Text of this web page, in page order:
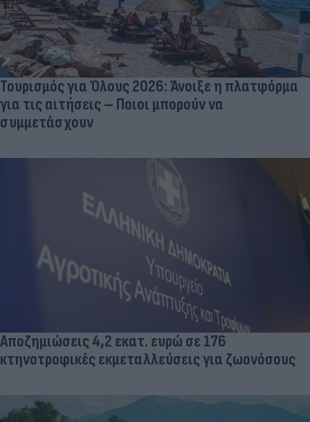
Τουρισμός για Όλους 2026: Άνοιξε η πλατφόρμα
για τις αιτήσεις – Ποιοι μπορούν να
συμμετάσχουν
Αποζημιώσεις 4,2 εκατ. ευρώ σε 176
κτηνοτροφικές εκμεταλλεύσεις για ζωονόσους